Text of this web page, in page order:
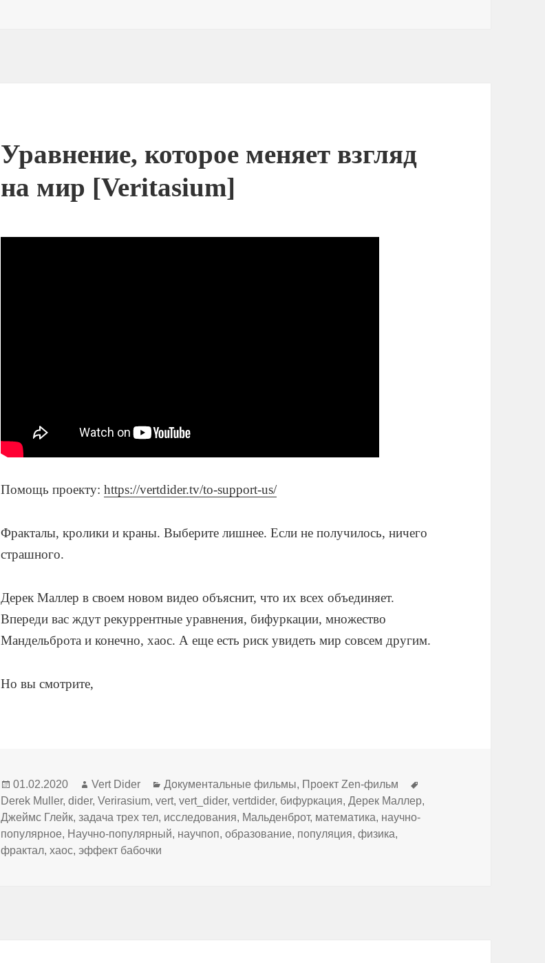
Уравнение, которое меняет взгляд
на мир [Veritasium]
Помощь проекту:https://vertdider.tv/to-support-us/
Фракталы, кролики и краны. Выберите лишнее. Если не получилось, ничего
страшного.
Дерек Маллер в своем новом видео объяснит, что их всех объединяет.
Впереди вас ждут рекуррентные уравнения, бифуркации, множество
Мандельброта и конечно, хаос. А еще есть риск увидеть мир совсем другим.
Но вы смотрите,
Опубликовано
01.02.2020 Автор
Vert Dider Рубрики
Документальные фильмы, Проект Zen-фильм
Derek Muller,dider,Verirasium,vert,vert_dider,vertdider, бифуркация,Дерек Маллер,
Джеймс Глейк,задача трех тел, исследования, Мальденброт, математика, научно-
популярное, Научно-популярный, научпоп,образование, популяция,физика,
фрактал,хаос,эффект бабочки